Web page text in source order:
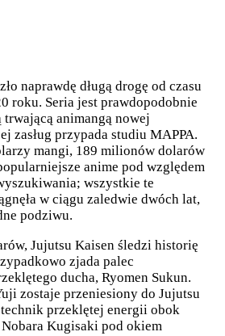
naprawdę długą drogę od czasu
roku. Seria jest prawdopodobnie
animangą nowej
zasług przypada studiu MAPPA.
mangi, 189 milionów dolarów
anime pod względem
wszystkie te
w ciągu zaledwie dwóch lat,
podziwu.
Jujutsu Kaisen śledzi historię
zjada palec
ducha, Ryomen Sukun.
zostaje przeniesiony do Jujutsu
przeklętej energii obok
Kugisaki pod okiem